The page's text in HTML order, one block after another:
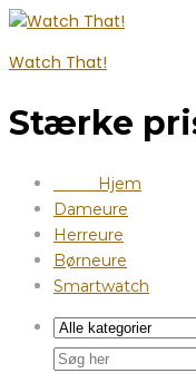
Watch That!
Stærke
Hjem
Dameure
Herreure
Børneure
Smartwatch